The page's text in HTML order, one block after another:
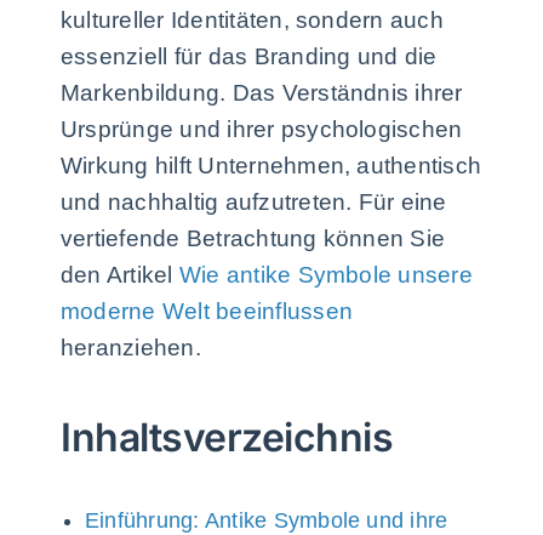
kultureller Identitäten, sondern auch
essenziell für das Branding und die
Markenbildung. Das Verständnis ihrer
Ursprünge und ihrer psychologischen
Wirkung hilft Unternehmen, authentisch
und nachhaltig aufzutreten. Für eine
vertiefende Betrachtung können Sie
den Artikel Wie antike Symbole unsere
moderne Welt beeinflussen
heranziehen.
Inhaltsverzeichnis
Einführung: Antike Symbole und ihre